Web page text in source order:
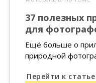
37 полезных
для
Ещё больше о
природной